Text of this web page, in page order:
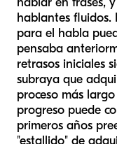
hablantes fluidos.
para el habla
pensaba
retrasos iniciales
subraya que
proceso más
progreso puede
primeros años
"estallido" de